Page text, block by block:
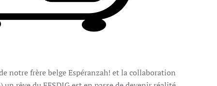
notre frère belge Espéranzah! et la collaboration